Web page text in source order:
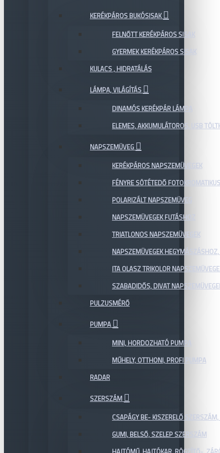
KERÉKPÁROS BUKÓSISAK
FELNŐTT KERÉKPÁROS SISAK
GYERMEK KERÉKPÁROS SISAK
KULACS , HIDRATÁLÁS
LÁMPA, VILÁGÍTÁS
DINAMÓS KERÉKPÁR LÁMPA
ELEMES, AKKUMULÁTOROS, USB
NAPSZEMÜVEG
KERÉKPÁROS NAPSZEMÜVEGEK
FÉNYRE SÖTÉTEDŐ
POLARIZÁLT NAPSZEMÜVEG
NAPSZEMÜVEGEK FUTÁSHOZ
TRIATLONOS NAPSZEMÜVEGEK
NAPSZEMÜVEGEK
ITA OLASZ TRIKOLOR
SZABADIDŐS, DIVAT
PULZUSMÉRŐ
PUMPA
MINI, HORDOZHATÓ PUMPA
MŰHELY, OTTHONI, PROFI PUMPA
RADAR
SZERSZÁM
CSAPÁGY BE- KISZERELŐ
GUMI, BELSŐ, SZELEP SZERSZÁM